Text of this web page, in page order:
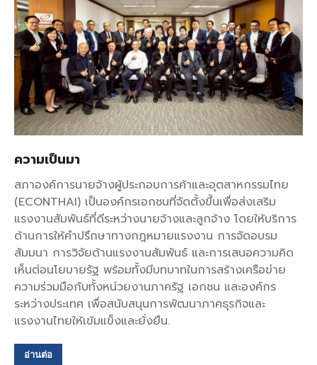
ความเป็นมา
สภาองค์การนายจ้างผู้ประกอบการค้าและอุตสาหกรรมไทย
(ECONTHAI) เป็นองค์กรเอกชนที่จัดตั้งขึ้นเพื่อส่งเสริม
แรงงานสัมพันธ์ที่ดีระหว่างนายจ้างและลูกจ้าง โดยให้บริการ
ด้านการให้คำปรึกษาทางกฎหมายแรงงาน การจัดอบรม
สัมมนา การวิจัยด้านแรงงานสัมพันธ์ และการเสนอความคิด
เห็นต่อนโยบายรัฐ พร้อมทั้งมีบทบาทในการสร้างเครือข่าย
ความร่วมมือกับทั้งหน่วยงานภาครัฐ เอกชน และองค์กร
ระหว่างประเทศ เพื่อสนับสนุนการพัฒนาภาคธุรกิจและ
แรงงานไทยให้เข้มแข็งและยั่งยืน.
อ่านต่อ